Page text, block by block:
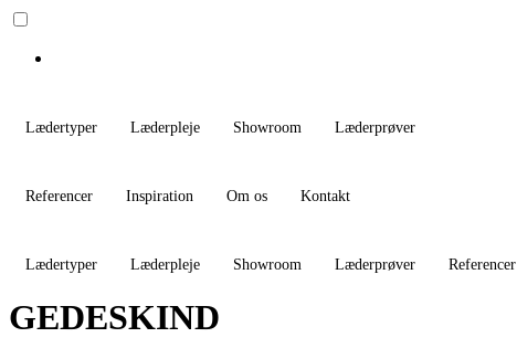
Lædertyper Læderpleje Showroom Læderprøver
Referencer Inspiration Om os Kontakt
Lædertyper Læderpleje Showroom Læderprøver Referencer
GEDESKIND